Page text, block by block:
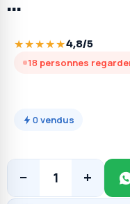
…
★★★★★4,8/5
18 personnes
0vendus
− 1 +